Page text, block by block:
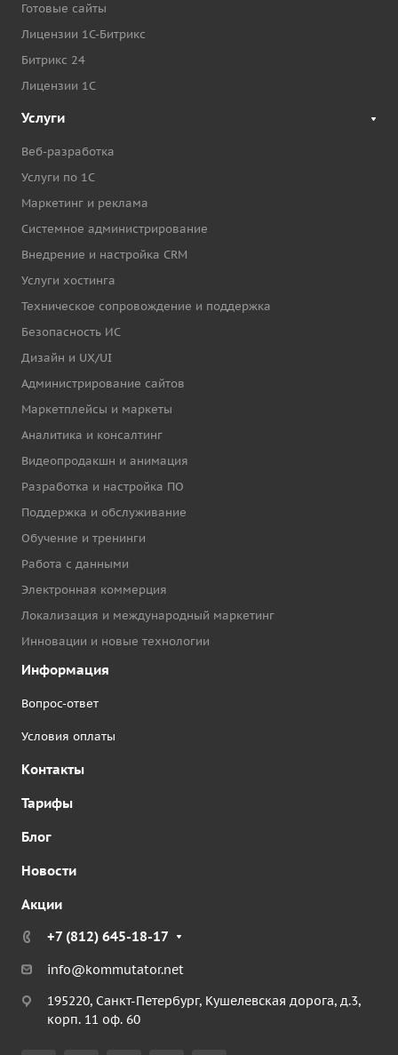
Готовые сайты
Лицензии 1С-Битрикс
Битрикс 24
Лицензии 1С
Услуги
Веб-разработка
Услуги по 1С
Маркетинг и реклама
Системное администрирование
Внедрение и настройка CRM
Услуги хостинга
Техническое сопровождение и поддержка
Безопасность ИС
Дизайн и UX/UI
Администрирование сайтов
Маркетплейсы и маркеты
Аналитика и консалтинг
Видеопродакшн и анимация
Разработка и настройка ПО
Поддержка и обслуживание
Обучение и тренинги
Работа с данными
Электронная коммерция
Локализация и международный маркетинг
Инновации и новые технологии
Информация
Вопрос-ответ
Условия оплаты
Контакты
Тарифы
Блог
Новости
Акции
+7 (812) 645-18-17
info@kommutator.net
195220, Санкт-Петербург, Кушелевская дорога, д.3,
корп. 11 оф. 60